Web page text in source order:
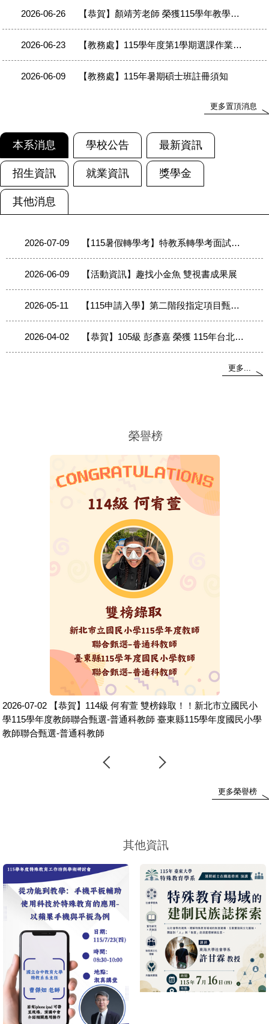
2026-06-23 【教務處】115學年度第1學期選課作業說明
2026-06-09 【教務處】115年暑期碩士班註冊須知
2026-07-08 【恭賀】陳志軒老師 通過 115年國家科學及技術委員會補助研究計畫
2026-06-26 【恭賀】林珮如老師 榮獲115學年教學實踐研究績優計畫
【教務處】115學年度第1學期選課作業說明
【教務處】115年暑期碩士班註冊須知
更多置頂消息
本系消息 學校公告 最新資訊
招生資訊 就業資訊 獎學金
其他消息
2026-07-09 【115暑假轉學考】特教系轉學考面試順序表(115.7.9公告)
2026-06-09 【活動資訊】趣找小金魚 雙視書成果展
2026-05-11 【115申請入學】第二階段指定項目甄試注意事項及面試順序
2026-04-02 【恭賀】105級 彭彥嘉 榮獲 115年台北市政府教育局 表揚優良特教人員
更多...
榮譽榜
錄取！！新北市立國民小
東縣115學年度國民小學
2026-07-24【恭賀】114級 邱振鎔 錄
年度教師聯合甄選-身心障礙類
更多榮譽榜
其他資訊